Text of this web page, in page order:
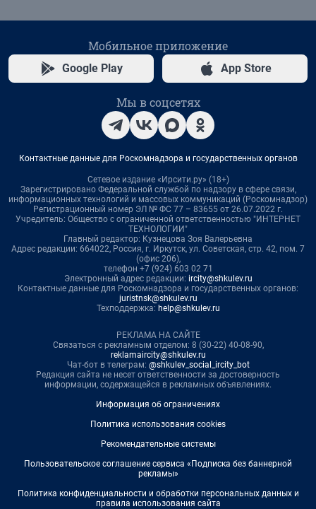
Мобильное приложение
Google Play App Store
Мы в соцсетях
Контактные данные для Роскомнадзора и государственных органов
Сетевое издание «Ирсити.ру» (18+)
Зарегистрировано Федеральной службой по надзору в сфере связи,
информационных технологий и массовых коммуникаций (Роскомнадзор)
Регистрационный номер ЭЛ № ФС 77 – 83655 от 26.07.2022 г.
Учредитель: Общество с ограниченной ответственностью "ИНТЕРНЕТ
ТЕХНОЛОГИИ"
Главный редактор: Кузнецова Зоя Валерьевна
Адрес редакции: 664022, Россия, г. Иркутск, ул. Советская, стр. 42, пом. 7
(офис 206),
телефон +7 (924) 603 02 71
Электронный адрес редакции: ircity@shkulev.ru
Контактные данные для Роскомнадзора и государственных органов:
juristnsk@shkulev.ru
Техподдержка: help@shkulev.ru
РЕКЛАМА НА САЙТЕ
Связаться с рекламным отделом: 8 (30-22) 40-08-90,
reklamaircity@shkulev.ru
Чат-бот в телеграм: @shkulev_social_ircity_bot
Редакция сайта не несет ответственности за достоверность
информации, содержащейся в рекламных объявлениях.
Информация об ограничениях
Политика использования cookies
Рекомендательные системы
Пользовательское соглашение сервиса «Подписка без баннерной
рекламы»
Политика конфиденциальности и обработки персональных данных и
правила использования сайта